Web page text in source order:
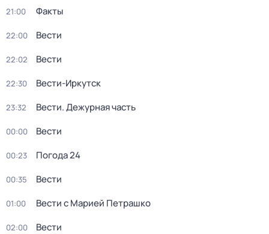
21:00 Факты
22:00 Вести
22:02 Вести
22:30 Вести-Иркутск
23:32 Вести. Дежурная часть
00:00 Вести
00:23 Погода 24
00:35 Вести
01:00 Вести с Марией Петрашко
02:00 Вести